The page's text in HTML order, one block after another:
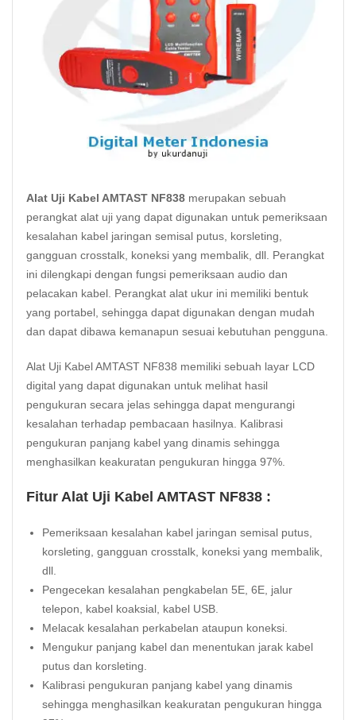
Alat Uji Kabel AMTAST NF838 merupakan sebuah
perangkat alat uji yang dapat digunakan untuk pemeriksaan
kesalahan kabel jaringan semisal putus, korsleting,
gangguan crosstalk, koneksi yang membalik, dll. Perangkat
ini dilengkapi dengan fungsi pemeriksaan audio dan
pelacakan kabel. Perangkat alat ukur ini memiliki bentuk
yang portabel, sehingga dapat digunakan dengan mudah
dan dapat dibawa kemanapun sesuai kebutuhan pengguna.
Alat Uji Kabel AMTAST NF838 memiliki sebuah layar LCD
digital yang dapat digunakan untuk melihat hasil
pengukuran secara jelas sehingga dapat mengurangi
kesalahan terhadap pembacaan hasilnya. Kalibrasi
pengukuran panjang kabel yang dinamis sehingga
menghasilkan keakuratan pengukuran hingga 97%.
Fitur Alat Uji Kabel AMTAST NF838 :
Pemeriksaan kesalahan kabel jaringan semisal putus,
korsleting, gangguan crosstalk , koneksi yang membalik,
dll.
Pengecekan kesalahan pengkabelan 5E, 6E, jalur
telepon, kabel koaksial, kabel USB.
Melacak kesalahan perkabelan ataupun koneksi.
Mengukur panjang kabel dan menentukan jarak kabel
putus dan korsleting.
Kalibrasi pengukuran panjang kabel yang dinamis
sehingga menghasilkan keakuratan pengukuran hingga